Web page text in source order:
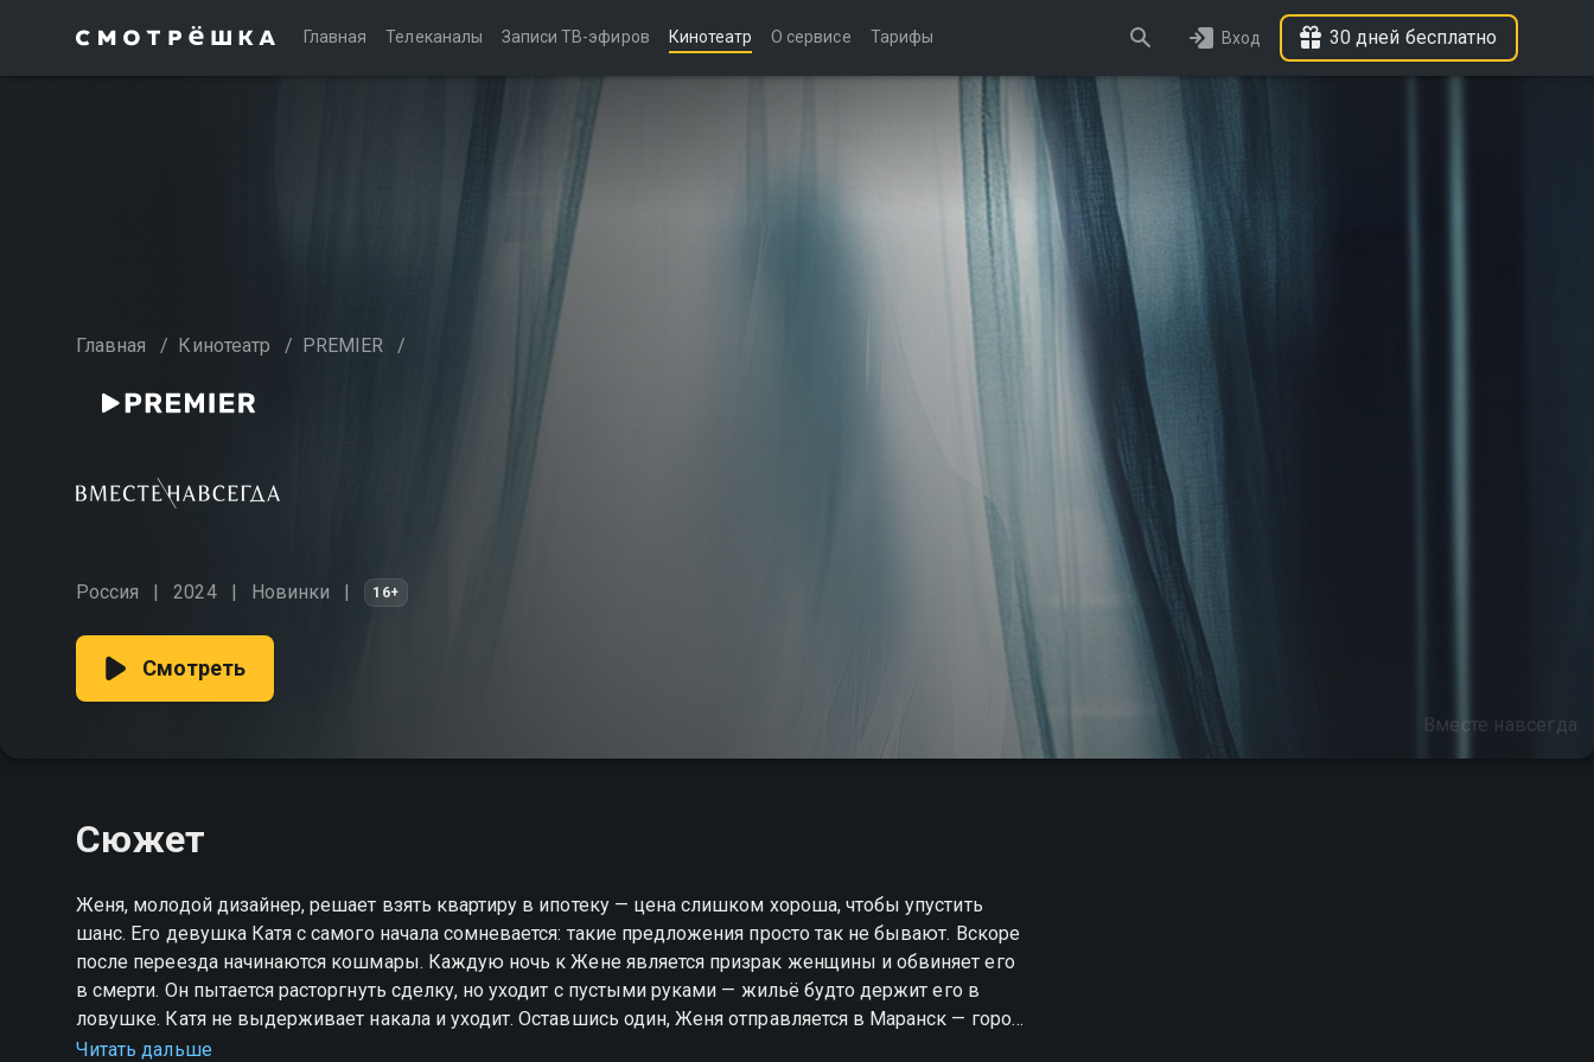
Главная Телеканалы Записи ТВ-эфиров Кинотеатр О сервисе Тарифы Вход 30 дней бесплатно
Главная / Кинотеатр / PREMIER /
Россия 2024 Новинки 16+
Вместе навсегда
Смотреть
Сюжет
Женя, молодой дизайнер, решает взять квартиру в ипотеку — цена слишком хороша, чтобы упустить
шанс. Его девушка Катя с самого начала сомневается: такие предложения просто так не бывают. Вскоре
после переезда начинаются кошмары. Каждую ночь к Жене является призрак женщины и обвиняет его
в смерти. Он пытается расторгнуть сделку, но уходит с пустыми руками — жильё будто держит его в
ловушке. Катя не выдерживает накала и уходит. Оставшись один, Женя отправляется в Маранск — город,
где всё началось. Только там он сможет понять, кто эта мертвая женщина и почему она выбрала именно
Читать дальше